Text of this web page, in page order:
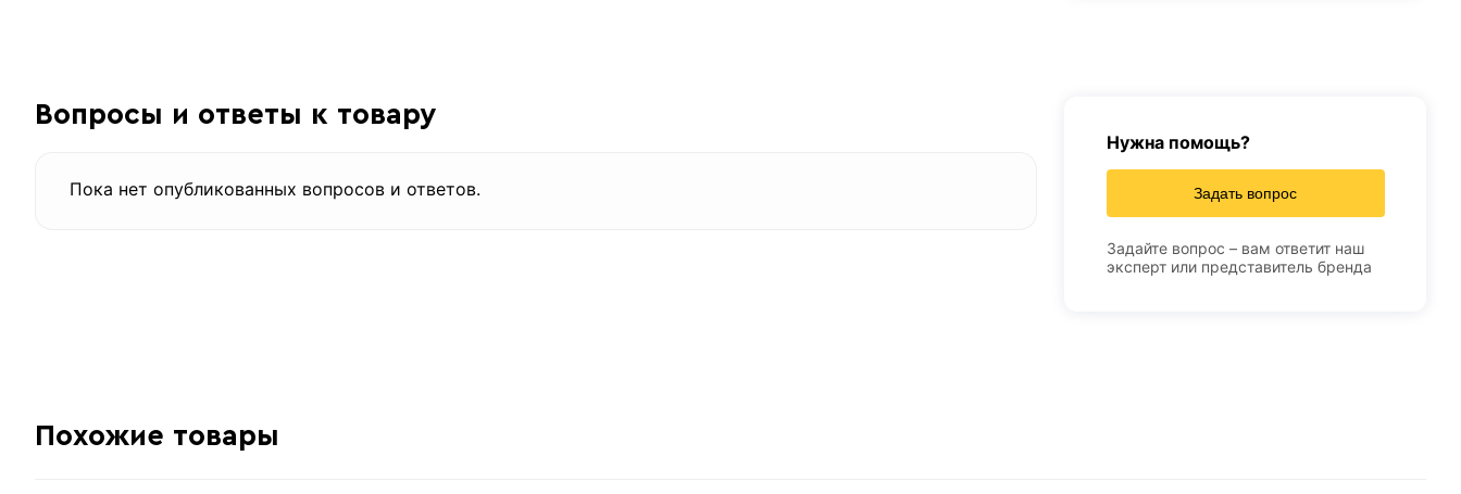
Вопросы и ответы к товару
Пока нет опубликованных вопросов и ответов.
Нужна помощь?
Задать вопрос
Задайте вопрос – вам ответит наш
эксперт или представитель бренда
Похожие товары